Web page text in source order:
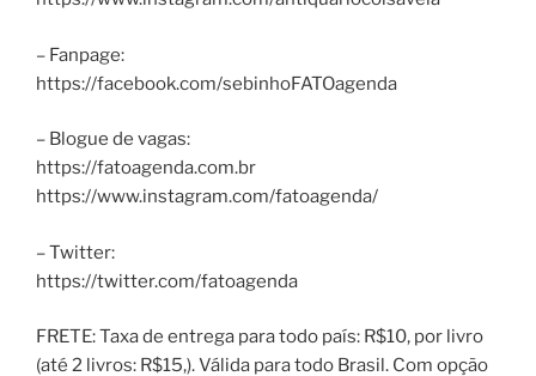
– Fanpage:
https://facebook.com/sebinhoFATOagenda
– Blogue de vagas:
https://fatoagenda.com.br
https://www.instagram.com/fatoagenda/
– Twitter:
https://twitter.com/fatoagenda
FRETE: Taxa de entrega para todo país: R$10, por livro
(até 2 livros: R$15,). Válida para todo Brasil. Com opção